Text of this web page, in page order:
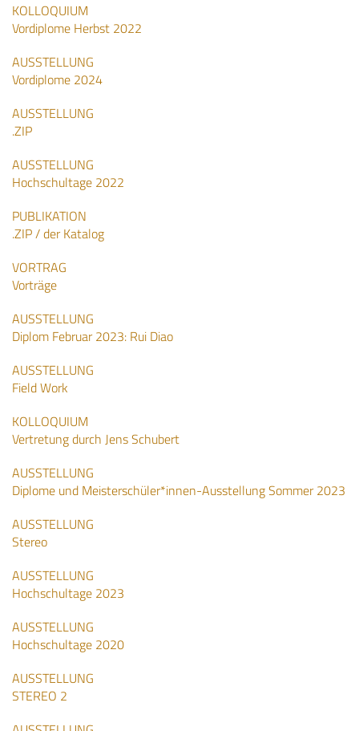
KOLLOQUIUM
Vordiplome Herbst 2022
AUSSTELLUNG
Vordiplome 2024
AUSSTELLUNG
.ZIP
AUSSTELLUNG
Hochschultage 2022
PUBLIKATION
.ZIP / der Katalog
VORTRAG
Vorträge
AUSSTELLUNG
Diplom Februar 2023: Rui Diao
AUSSTELLUNG
Field Work
KOLLOQUIUM
Vertretung durch Jens Schubert
AUSSTELLUNG
Diplome und Meisterschüler*innen-Ausstellung Sommer 2023
AUSSTELLUNG
Stereo
AUSSTELLUNG
Hochschultage 2023
AUSSTELLUNG
Hochschultage 2020
AUSSTELLUNG
STEREO 2